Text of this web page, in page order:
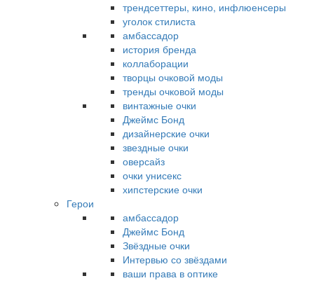
трендсеттеры, кино, инфлюенсеры
уголок стилиста
амбассадор
история бренда
коллаборации
творцы очковой моды
тренды очковой моды
винтажные очки
Джеймс Бонд
дизайнерские очки
звездные очки
оверсайз
очки унисекс
хипстерские очки
Герои
амбассадор
Джеймс Бонд
Звёздные очки
Интервью со звёздами
ваши права в оптике